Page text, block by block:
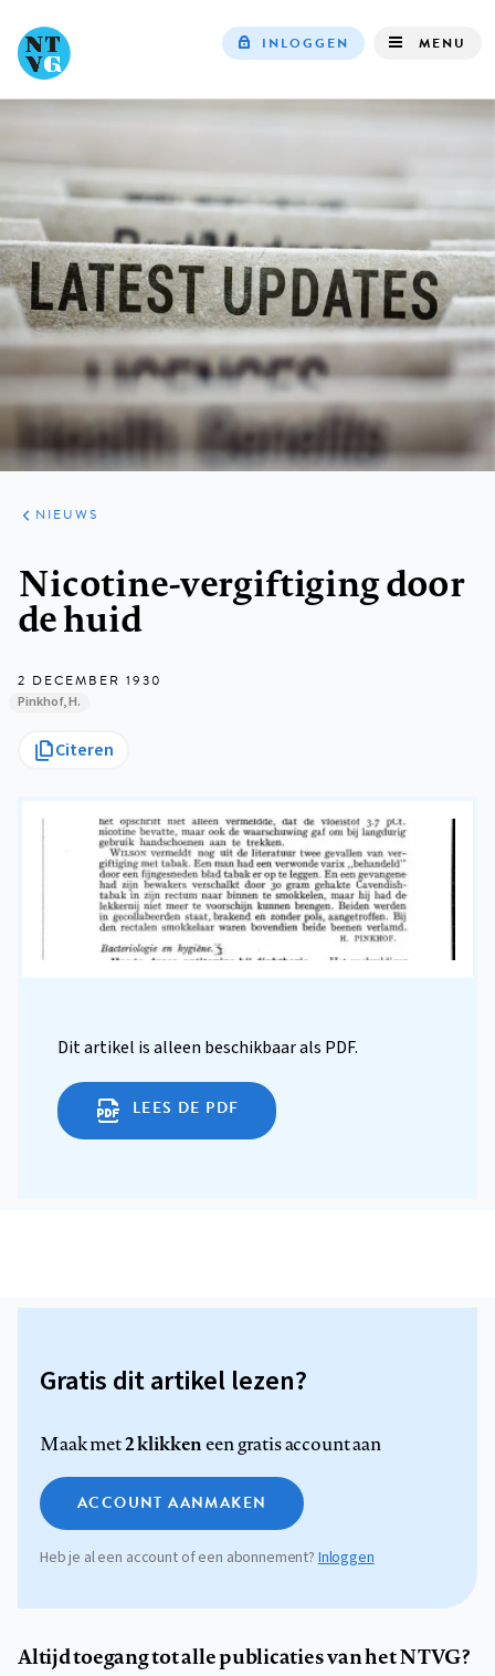
navigation
INLOGGEN MENU
ARTIKELEN
HET
KORT
NIEUWS
Nicotine-vergiftiging door
de huid
2 DECEMBER 1930
Pinkhof, H.
Citeren
Dit artikel is alleen beschikbaar als PDF.
LEES DE PDF
Gratis dit artikel lezen?
Maak met2 klikkeneen gratis account aan
ACCOUNT AANMAKEN
Heb je al een account of een abonnement? Inloggen
Altijd toegang tot alle publicaties van het NTVG?